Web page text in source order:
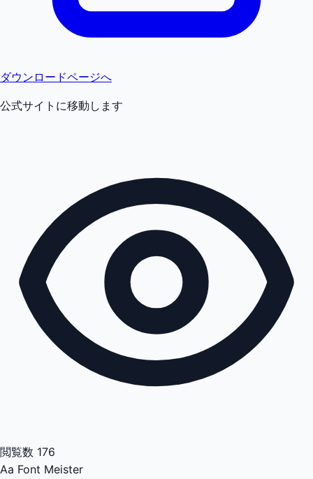
ダウンロードページへ
公式サイトに移動します
閲覧数 176
Aa Font Meister